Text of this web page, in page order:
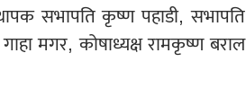
सभापति कृष्ण पहाडी, सभापति
मगर, कोषाध्यक्ष रामकृष्ण बराल